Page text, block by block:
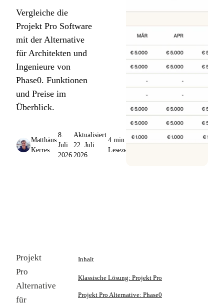
Vergleiche die
Projekt Pro Software
mit der Alternative
für Architekten und
Ingenieure von
Phase0. Funktionen
und Preise im
Überblick.
Matthäus
Kerres
8.
Juli
2026
Aktualisiert
22. Juli
2026
4 min
Lesezeit
Projekt
Pro
Alternative
für
Inhalt
Klassische Lösung: Projekt Pro
Projekt Pro Alternative: Phase0